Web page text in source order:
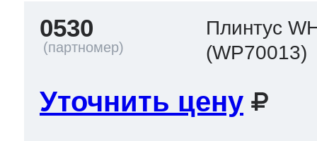
0530
Плинтус
(WP70013)
Уточнить цену